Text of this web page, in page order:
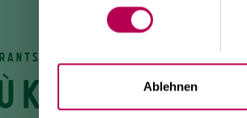
Ablehnen
KONDITOREI